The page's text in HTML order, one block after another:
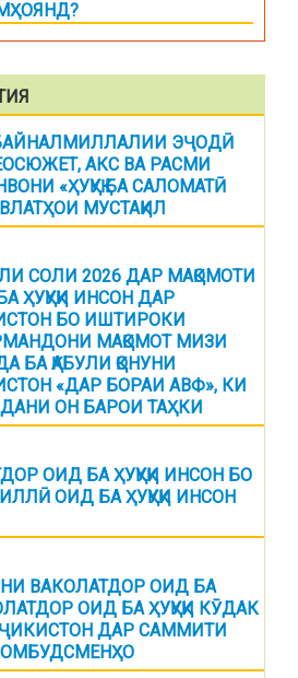
ЭҶОДӢ
АКС ВА РАСМИ
«ҲУҚУҚ БА САЛОМАТӢ
МУСТАҚИЛ
СОЛИ 2026 ДАР МАҚОМОТИ
ҲУҚУҚИ ИНСОН ДАР
БО ИШТИРОКИ
МАҚОМОТ МИЗИ
БА ҚАБУЛИ ҚОНУНИ
«ДАР БОРАИ АВФ», КИ
ОН БАРОИ ТАҲКИ
ОИД БА ҲУҚУҚИ ИНСОН БО
ОИД БА ҲУҚУҚИ ИНСОН
ВАКОЛАТДОР ОИД БА
ОИД БА ҲУҚУҚИ КӮДАК
ДАР САММИТИ